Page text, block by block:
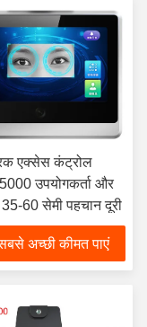
एक्सेस कंट्रोल
उपयोगकर्ता और
35-60 सेमी पहचान दूरी
अच्छी कीमत पाएं